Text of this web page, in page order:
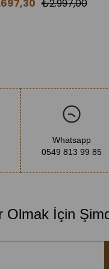
₺2.997,00
Whatsapp
0549 813 99 85
Olmak İçin